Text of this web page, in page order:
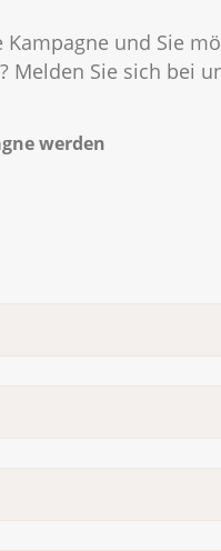
und Sie
Melden Sie sich bei
werden